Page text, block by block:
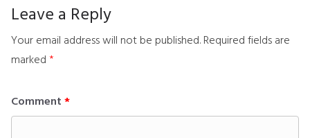
Leave a Reply
Your email address will not be published. Required fields are
marked *
Comment *